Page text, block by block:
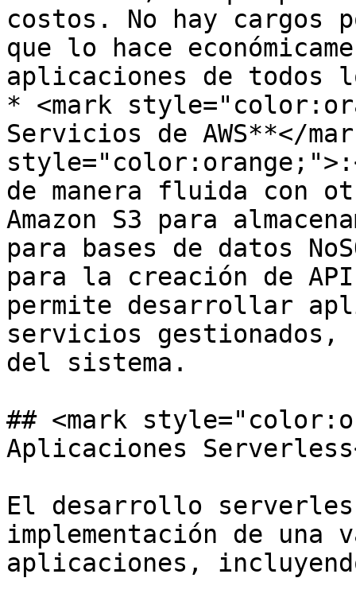
costos. No hay
que lo hace
aplicaciones de todos
* <mark
Servicios de AWS**</
de manera fluida con
Amazon S3 para
para bases de datos
para la creación de
permite desarrollar
servicios gestionados,
del sistema.
## <mark
Aplicaciones
El desarrollo
implementación de una
aplicaciones,